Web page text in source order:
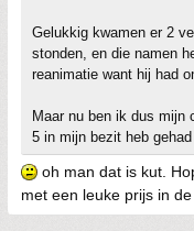
Gelukkig kwamen er 2
stonden, en die namen
reanimatie want hij had
Maar nu ben ik dus mijn
5 in mijn bezit heb gehad
oh man dat is kut.
met een leuke prijs in de